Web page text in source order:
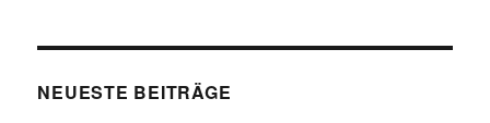
NEUESTE BEITRÄGE